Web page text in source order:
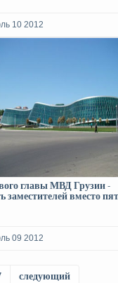
10 2012
главы МВД Грузии -
заместителей вместо
09 2012
следующий